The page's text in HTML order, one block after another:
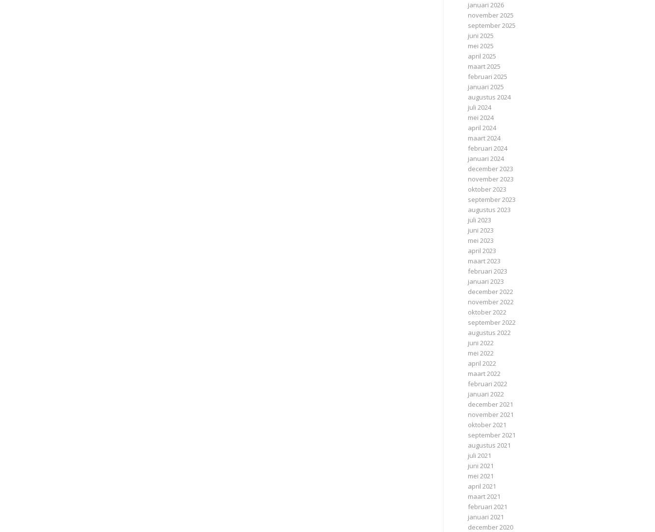
januari 2026
november 2025
september 2025
juni 2025
mei 2025
april 2025
maart 2025
februari 2025
januari 2025
augustus 2024
juli 2024
mei 2024
april 2024
maart 2024
februari 2024
januari 2024
december 2023
november 2023
oktober 2023
september 2023
augustus 2023
juli 2023
juni 2023
mei 2023
april 2023
maart 2023
februari 2023
januari 2023
december 2022
november 2022
oktober 2022
september 2022
augustus 2022
juni 2022
mei 2022
april 2022
maart 2022
februari 2022
januari 2022
december 2021
november 2021
oktober 2021
september 2021
augustus 2021
juli 2021
juni 2021
mei 2021
april 2021
maart 2021
februari 2021
januari 2021
december 2020